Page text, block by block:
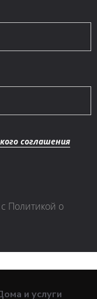
соглашения
Политикой о
и услуги